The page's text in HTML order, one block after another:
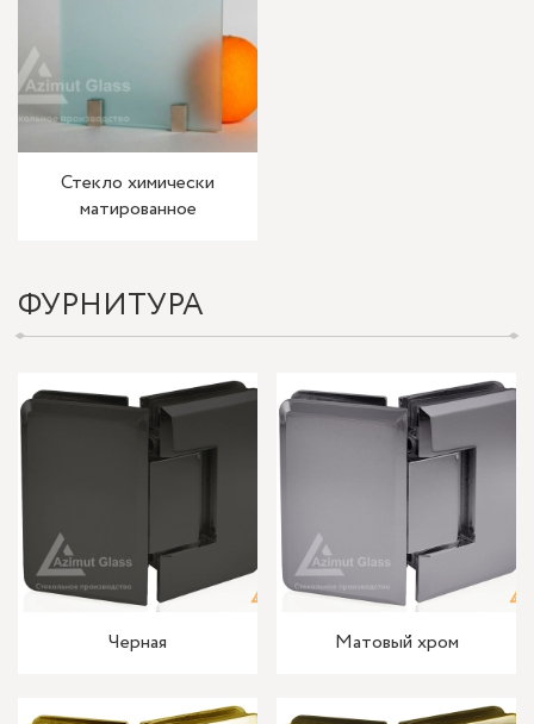
Стекло химически
матированное
ФУРНИТУРА
Черная Матовый хром